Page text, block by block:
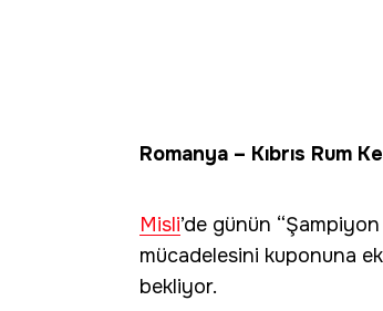
Romanya – Kıbrıs Rum
Misli’de günün
mücadelesini kuponuna
bekliyor.